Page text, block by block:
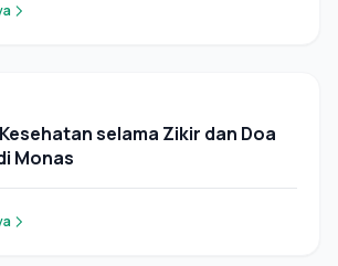
selama Zikir dan Doa
Monas